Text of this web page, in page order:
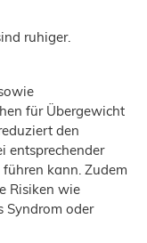
ruhiger.
für Übergewicht
den
entsprechender
kann. Zudem
Risiken wie
Syndrom oder